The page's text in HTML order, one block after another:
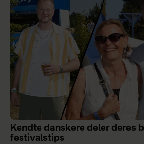
Kendte danskere deler deres
festivalstips